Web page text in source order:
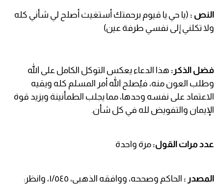
النص : (يا حي يا قيوم برحمتك أستغيث أصلح لي شأني كله
ولا تكلني إلى نفسي طرفة عين)
فضل الذكر: هذا الدعاء يعكس التوكل الكامل على الله
وطلب العون منه، فيُصلح الله أمر المسلم كله ويقيه
الاعتماد على نفسه وحدها، مما يجلب الطمأنينة ويزيد قوة
الإيمان والتفويض لله في كل شأن.
عدد مرات القول: مرة واحدة
المصدر :
الحاكم وصححه، ووافقه الذهبي، ١/٥٤٥، وانظر: